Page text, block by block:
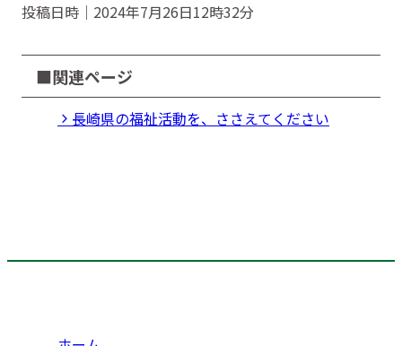
投稿日時｜2024年7月26日12時32分
■関連ページ
長崎県の福祉活動を、ささえてください